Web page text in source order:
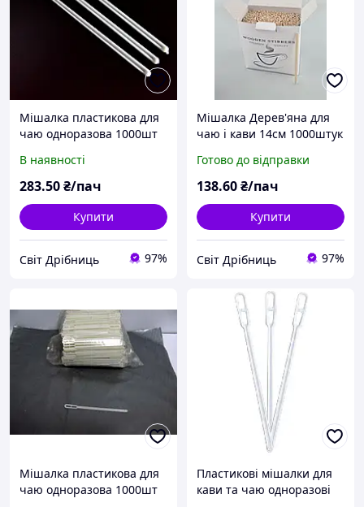
Мішалка пластикова для
чаю одноразова 1000шт
В наявності
283.50₴/пач
Купити
Світ Дрібниць 97%
Мішалка Дерев'яна для
чаю і кави 14см 1000штук
Готово до відправки
138.60₴/пач
Купити
Світ Дрібниць 97%
Мішалка пластикова для
чаю одноразова 1000шт
Пластикові мішалки для
кави та чаю одноразові